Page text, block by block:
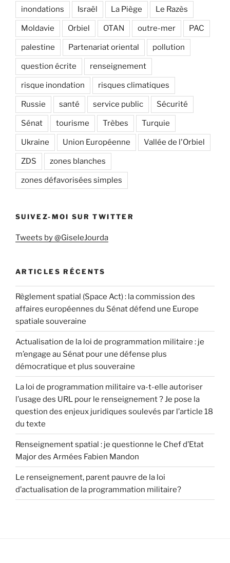
inondations Israël La Piège Le Razès
Moldavie Orbiel OTAN outre-mer PAC
palestine Partenariat oriental pollution
question écrite renseignement
risque inondation risques climatiques
Russie santé service public Sécurité
Sénat tourisme Trèbes Turquie
Ukraine Union Européenne Vallée de l'Orbiel
ZDS zones blanches
zones défavorisées simples
SUIVEZ-MOI SUR TWITTER
Tweets by @GiseleJourda
ARTICLES RÉCENTS
Règlement spatial (Space Act) : la commission des
affaires européennes du Sénat défend une Europe
spatiale souveraine
Actualisation de la loi de programmation militaire : je
m’engage au Sénat pour une défense plus
démocratique et plus souveraine
La loi de programmation militaire va-t-elle autoriser
l’usage des URL pour le renseignement ? Je pose la
question des enjeux juridiques soulevés par l’article 18
du texte
Renseignement spatial : je questionne le Chef d’Etat
Major des Armées Fabien Mandon
Le renseignement, parent pauvre de la loi
d’actualisation de la programmation militaire?